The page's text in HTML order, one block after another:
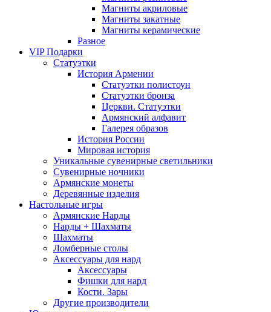
Магниты акриловые
Магниты закатные
Магниты керамические
Разное
VIP Подарки
Статуэтки
История Армении
Статуэтки полистоун
Статуэтки бронза
Церкви. Статуэтки
Армянский алфавит
Галерея образов
История России
Мировая история
Уникальные сувенирные светильники
Сувенирные ночники
Армянские монеты
Деревянные изделия
Настольные игры
Армянские Нарды
Нарды + Шахматы
Шахматы
Ломберные столы
Аксессуары для нард
Аксессуары
Фишки для нард
Кости. Зары
Другие производители